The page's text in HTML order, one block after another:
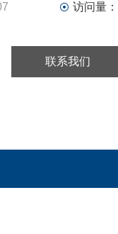
访问量：
联系我们